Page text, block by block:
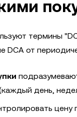
термины
DCA от
день,
цену